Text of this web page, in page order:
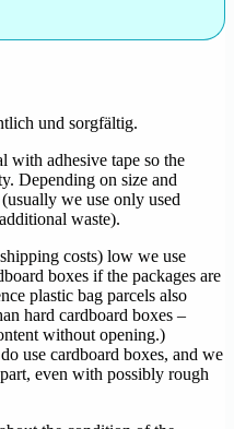
und sorgfältig.
with adhesive tape so the
Depending on size and
we use only used
waste).
costs) low we use
boxes if the packages are
plastic bag parcels also
hard cardboard boxes –
without opening.)
use cardboard boxes, and we
even with possibly rough